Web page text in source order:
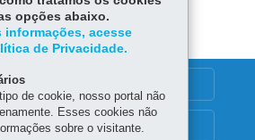
ok
er
Ap
opções abaixo.
informações, acesse
de Privacidade.
de cookie, nosso portal não
Esses cookies não
sobre o visitante.